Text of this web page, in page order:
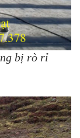
bị rò rỉ